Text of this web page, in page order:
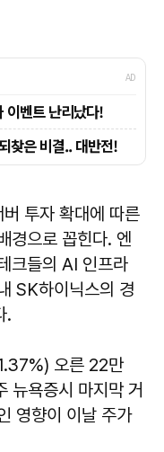
투자 확대에 따른
경으로 꼽힌다. 엔
크들의 AI 인프라
SK하이닉스의 경
.
오른 22만
뉴욕증시 마지막 거
영향이 이날 주가